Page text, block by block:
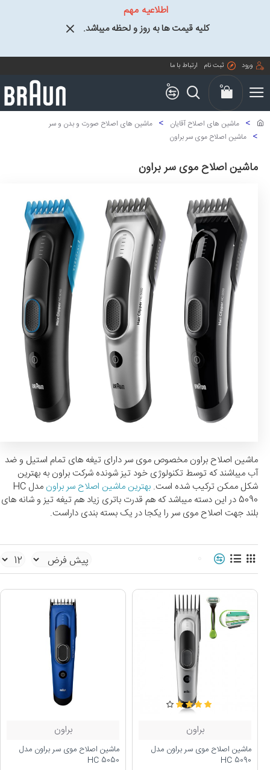
اطلاعیه مهم
کلیه قیمت ها به روز و لحظه میباشد.
ورود ثبت نام ارتباط با ما
0 0
ماشین های اصلاح آقایان
ماشین های اصلاح صورت و بدن و سر
ماشین اصلاح موی سر براون
ماشین اصلاح موی سر براون
ماشین اصلاح براون مخصوص موی سر دارای تیغه های تمام استیل و ضد
آب میباشند که توسط تکنولوژی خود تیز شونده شرکت براون به بهترین
شکل ممکن ترکیب شده است. بهترین ماشین اصلاح سر براون
مدل HC
5090 در این دسته میباشد که هم قدرت باتری زیاد هم تیغه تیز و شانه های
بلند جهت اصلاح موی سر را یکجا در یک بسته بندی داراست.
براون
ماشین اصلاح موی سر براون مدل
HC 5090
براون
ماشین اصلاح موی سر براون مدل
HC 5050